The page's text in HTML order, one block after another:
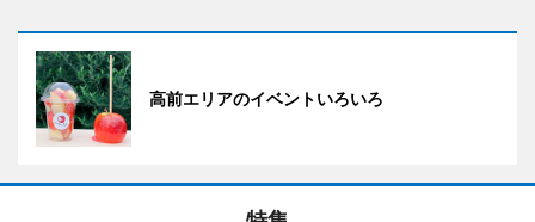
高前エリアのイベントいろいろ